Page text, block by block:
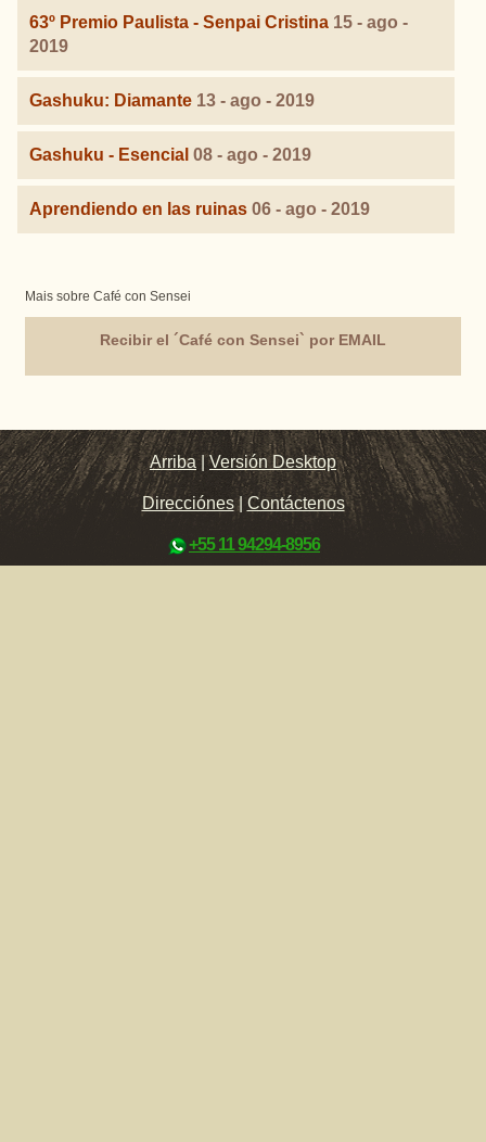
63º Premio Paulista - Senpai Cristina 15 - ago -
2019
Gashuku: Diamante 13 - ago - 2019
Gashuku - Esencial 08 - ago - 2019
Aprendiendo en las ruinas 06 - ago - 2019
Mais sobre Café con Sensei
Recibir el ´Café con Sensei` por EMAIL
Arriba |Versión Desktop
Direcciónes| Contáctenos
+55 11 94294-8956